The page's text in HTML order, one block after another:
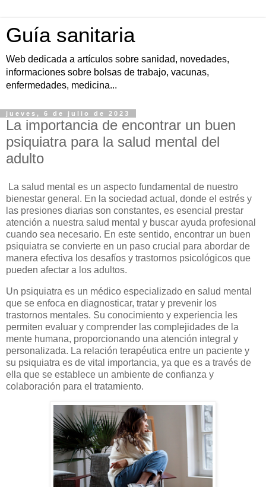
Guía sanitaria
Web dedicada a artículos sobre sanidad, novedades,
informaciones sobre bolsas de trabajo, vacunas,
enfermedades, medicina...
jueves, 6 de julio de 2023
La importancia de encontrar un buen
psiquiatra para la salud mental del
adulto
La salud mental es un aspecto fundamental de nuestro
bienestar general. En la sociedad actual, donde el estrés y
las presiones diarias son constantes, es esencial prestar
atención a nuestra salud mental y buscar ayuda profesional
cuando sea necesario. En este sentido, encontrar un buen
psiquiatra se convierte en un paso crucial para abordar de
manera efectiva los desafíos y trastornos psicológicos que
pueden afectar a los adultos.
Un psiquiatra es un médico especializado en salud mental
que se enfoca en diagnosticar, tratar y prevenir los
trastornos mentales. Su conocimiento y experiencia les
permiten evaluar y comprender las complejidades de la
mente humana, proporcionando una atención integral y
personalizada. La relación terapéutica entre un paciente y
su psiquiatra es de vital importancia, ya que es a través de
ella que se establece un ambiente de confianza y
colaboración para el tratamiento.